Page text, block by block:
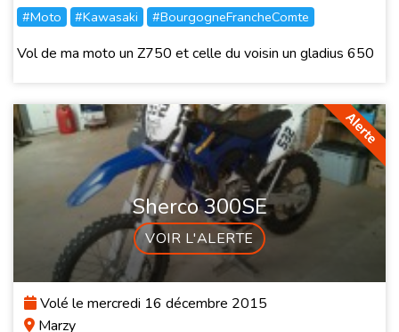
#Moto #Kawasaki #BourgogneFrancheComte
Vol de ma moto un Z750 et celle du voisin un gladius 650
Sherco 300SE
VOIR L'ALERTE
Volé le mercredi 16 décembre 2015
Marzy